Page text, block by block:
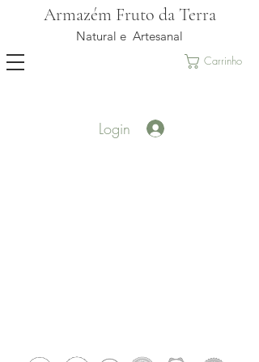
Armazém Fruto da Terra
Natural e Artesanal
Carrinho
Login